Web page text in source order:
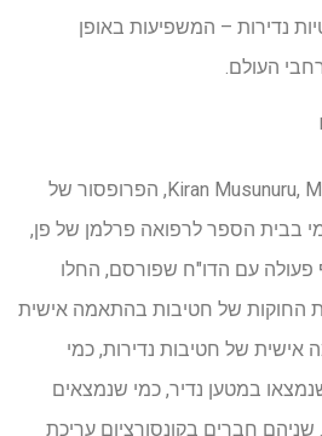
נדירות – המשפיעות באופן
העולם.
Ahrens-Nicklas ו- Kiran Musunuru, MD, PhD, הפרופסור של
בבית הספר לרפואה פרלמן של פן,
עם הדו"ח שפורסם, החלו
החוקות של חטיבות בהתאמה אישית
של חטיבות נדירות, כמי
במטען נדיר, כמי שנמצאים
חברים בקונסורציום עריכת